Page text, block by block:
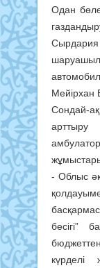
Одан
Сырдария
Мейірхан
Сондай-
жұмыстары
- Облыс
бесігі”
күрделі